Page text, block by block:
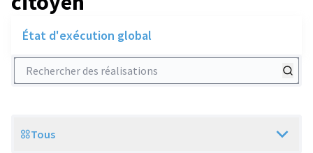
État d'exécution global
Rechercher des réalisations
Scope
Tous